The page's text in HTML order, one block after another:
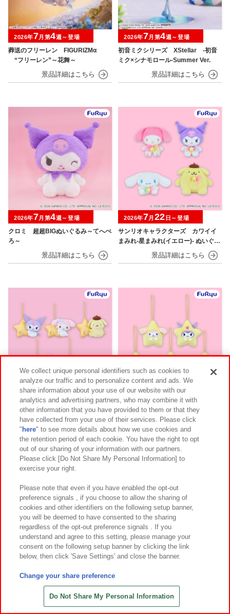
葬送のフリーレン FIGURIZMα
“フリーレン”～花舞～
2026年7月第4週～登場
初音ミクシリーズ XStellar ‐初音
ミク×シナモロール‐Summer Ver.
2026年7月第4週～登場
クロミ 超超BIGぬいぐるみ～てへぺ
ろ～
2026年7月第4週～登場
サンリオキャラクターズ カワイイ
まみれ-星まみれ(イエロー)- ぬいぐる
2026年7月 22 日～登場
サンリオキャラクターズ カワイイ
まみれ-星まみれ(イエロー)- マスコッ
2026年7月22日～登場
サンリオキャラクターズ カワイイ
まみれ-星まみれ(イエロー)- ミニマス
コット
2026年7月22日～登場
アニマルライド カチカチクリッカー
2026年7月 21日～登場
ガラケーフィギュアキーホルダー
We collect unique personal identifiers such as cookies to
analyze our traffic and to personalize content and ads. We
share information about your use of our website with our
analytics and advertising partners, who may combine it with
other information that you have provided to them or that they
have collected from your use of their services. Please click
" here" to see more details about how we use cookies and
the retention period of each cookie. You have the right to opt
out of our sharing of your information with our partners.
Please click [Do Not Share My Personal Information] to
exercise your right.
Please note that even if you have enabled the opt-out
preference signals , if you choose to allow the sharing of
cookies and other identifiers on the following setup banner,
you will be deemed to have consented to the sharing
regardless of the opt-out preference signals . If you
understand and agree to this setting, please manage your
consent on the following setup banner by clicking the link
below, then click 'Save Settings' and close the banner.
Change your share preference
Do Not Share My Personal Information